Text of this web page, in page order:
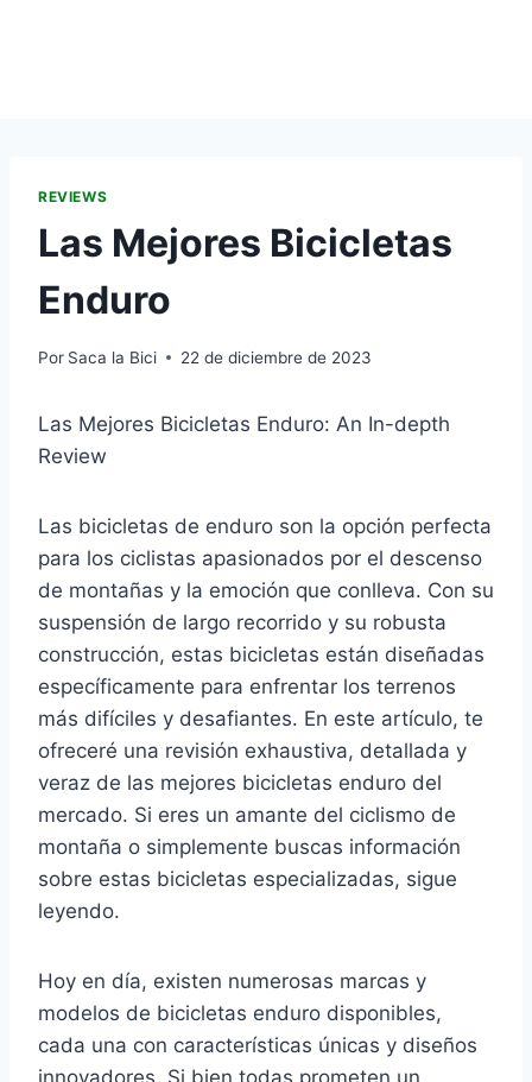
REVIEWS
Las Mejores Bicicletas
Enduro
Por Saca la Bici 22 de diciembre de 2023
Las Mejores Bicicletas Enduro: An In-depth
Review
Las bicicletas de enduro son la opción perfecta
para los ciclistas apasionados por el descenso
de montañas y la emoción que conlleva. Con su
suspensión de largo recorrido y su robusta
construcción, estas bicicletas están diseñadas
específicamente para enfrentar los terrenos
más difíciles y desafiantes. En este artículo, te
ofreceré una revisión exhaustiva, detallada y
veraz de las mejores bicicletas enduro del
mercado. Si eres un amante del ciclismo de
montaña o simplemente buscas información
sobre estas bicicletas especializadas, sigue
leyendo.
Hoy en día, existen numerosas marcas y
modelos de bicicletas enduro disponibles,
cada una con características únicas y diseños
innovadores. Si bien todas prometen un